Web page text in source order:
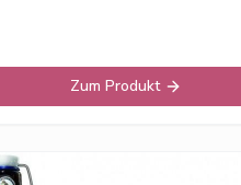
Zum Produkt